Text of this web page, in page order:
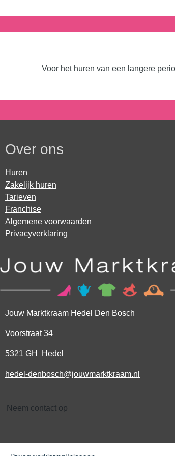
Voor het huren van een langere
Over ons
Huren
Zakelijk huren
Tarieven
Franchise
Algemene voorwaarden
Privacyverklaring
Jouw Marktkraam Hedel Den Bosch
Voorstraat 34
5321 GH Hedel
hedel-denbosch@jouwmarktkraam.nl
Neem contact op